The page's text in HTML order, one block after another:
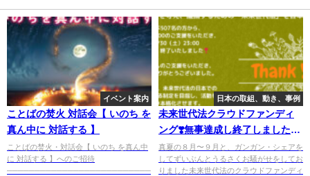
イベント案内
ことばの焚火 対話会【 いのち を
真ん中に 対話する 】
ことばの焚火・対話会【 いのち を真ん中
に 対話する 】へのご招待
──────────────────────────
日本の取組、動き、事例
未来世代法クラウドファンディ
ング❣️無事達成し終了しました。
たくさんのご支援をありがとう
ございました
真夏の８月〜９月と、ガンガン・シェアを
してずいぶんとうるさくお騒がせをしてお
りました未来世代法のクラウドファンディ